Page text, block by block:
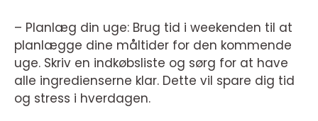
– Planlæg din uge: Brug tid i weekenden til at
planlægge dine måltider for den kommende
uge. Skriv en indkøbsliste og sørg for at have
alle ingredienserne klar. Dette vil spare dig tid
og stress i hverdagen.